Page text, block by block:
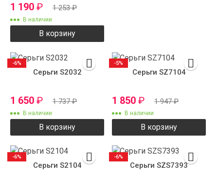
1 190 ₽ 1 253₽
В наличии
В корзину
Серьги S2032
1 650 ₽ 1 737₽
В наличии
В корзину
-6%
Серьги SZ7104
1 850 ₽ 1 947₽
В наличии
В корзину
-5%
Серьги S2104
-6%
Серьги SZS7393
-6%